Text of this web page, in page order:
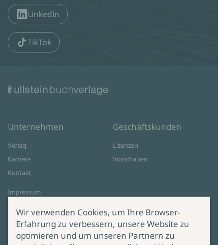
LinkedIn
TikTok
Unternehmen
Verlag
Karriere
Kontakt
Impressum
Cookie-Einstellungen
AGB Online Shop
Geschäftskunden
Lizenzen
Vorschauen
Wir verwenden Cookies, um Ihre Browser-
Erfahrung zu verbessern, unsere Website zu
optimieren und um unseren Partnern zu